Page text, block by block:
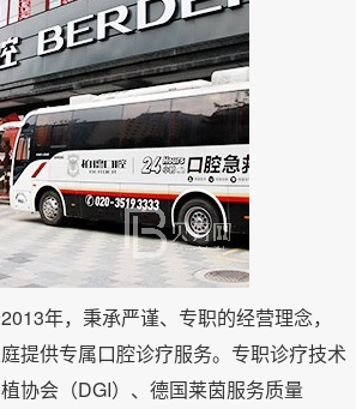
年，秉承严谨、专职的经营理念，
提供专属口腔诊疗服务。专职诊疗技术
协会（DGI）、德国莱茵服务质量